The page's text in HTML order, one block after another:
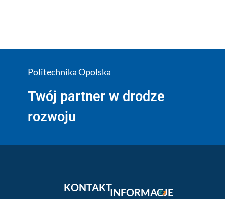
Politechnika Opolska
Twój partner w drodze
rozwoju
KONTAKTINFORMACJE